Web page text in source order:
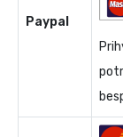
Paypal